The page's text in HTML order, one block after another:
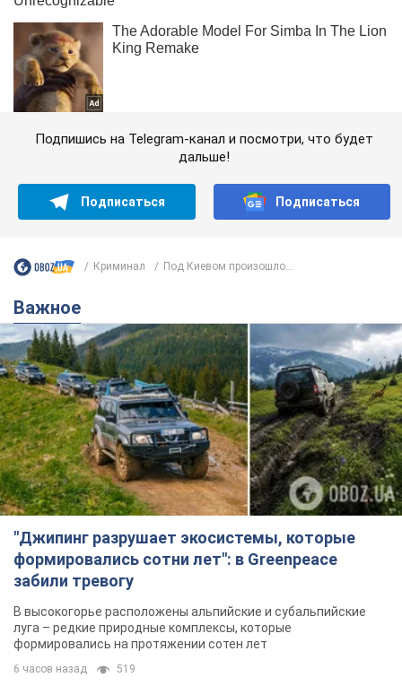
Подпишись на Telegram-канал и посмотри, что будет
дальше!
Подписаться Подписаться
Криминал Под Киевом произошло...
Важное
"Джипинг разрушает экосистемы, которые
формировались сотни лет": в Greenpeace
забили тревогу
В высокогорье расположены альпийские и субальпийские
луга – редкие природные комплексы, которые
формировались на протяжении сотен лет
6 часов назад 519